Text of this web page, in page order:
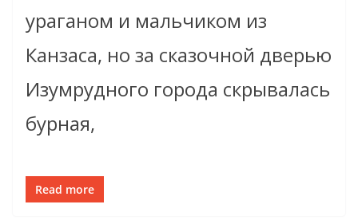
ураганом и мальчиком из
Канзаса, но за сказочной дверью
Изумрудного города скрывалась
бурная,
Read more